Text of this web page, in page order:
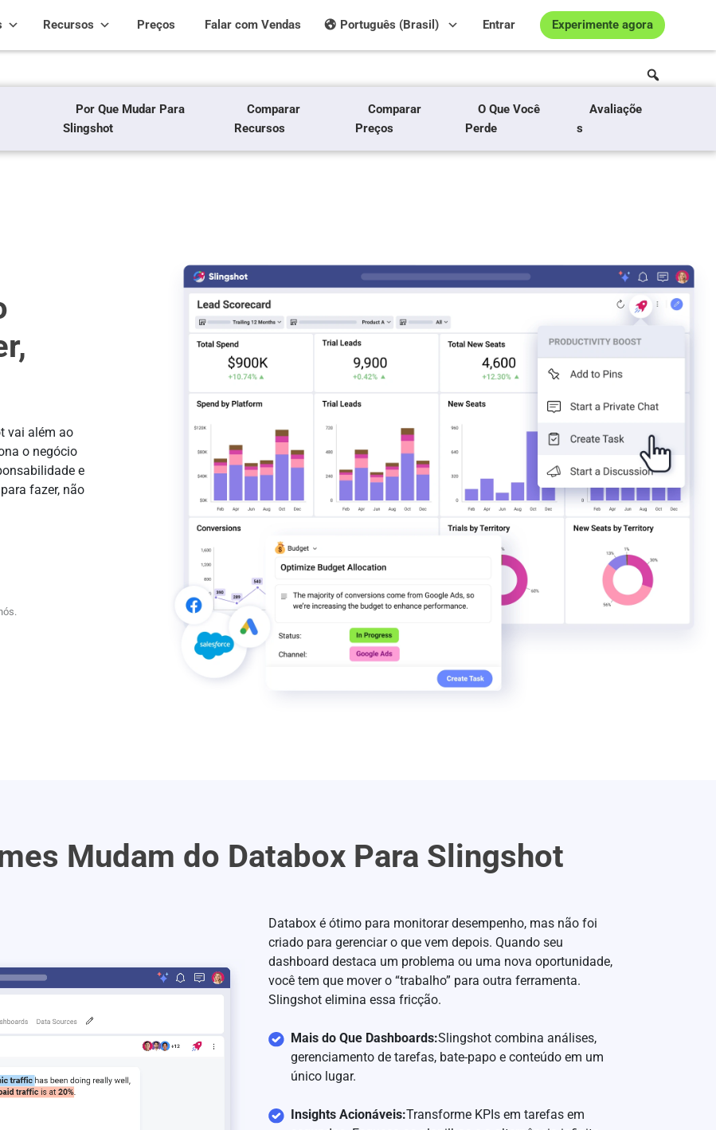
Recursos Preços Experimente agora
Entrar
Português (Brasil)
Falar com Vendas
Por Que Mudar Para
Slingshot
Comparar
Recursos
Comparar
Preços
O Que Você
Perde
Avaliaçõe
s
vai além ao
o negócio
e
fazer, não
Mudam do Databox Para Slingshot
Databox é ótimo para monitorar desempenho, mas não foi
criado para gerenciar o que vem depois. Quando seu
dashboard destaca um problema ou uma nova oportunidade,
você tem que mover o “trabalho” para outra ferramenta.
Slingshot elimina essa fricção.
Mais do Que Dashboards:Slingshot combina análises,
gerenciamento de tarefas, bate-papo e conteúdo em um
único lugar.
Insights Acionáveis:Transforme KPIs em tarefas em